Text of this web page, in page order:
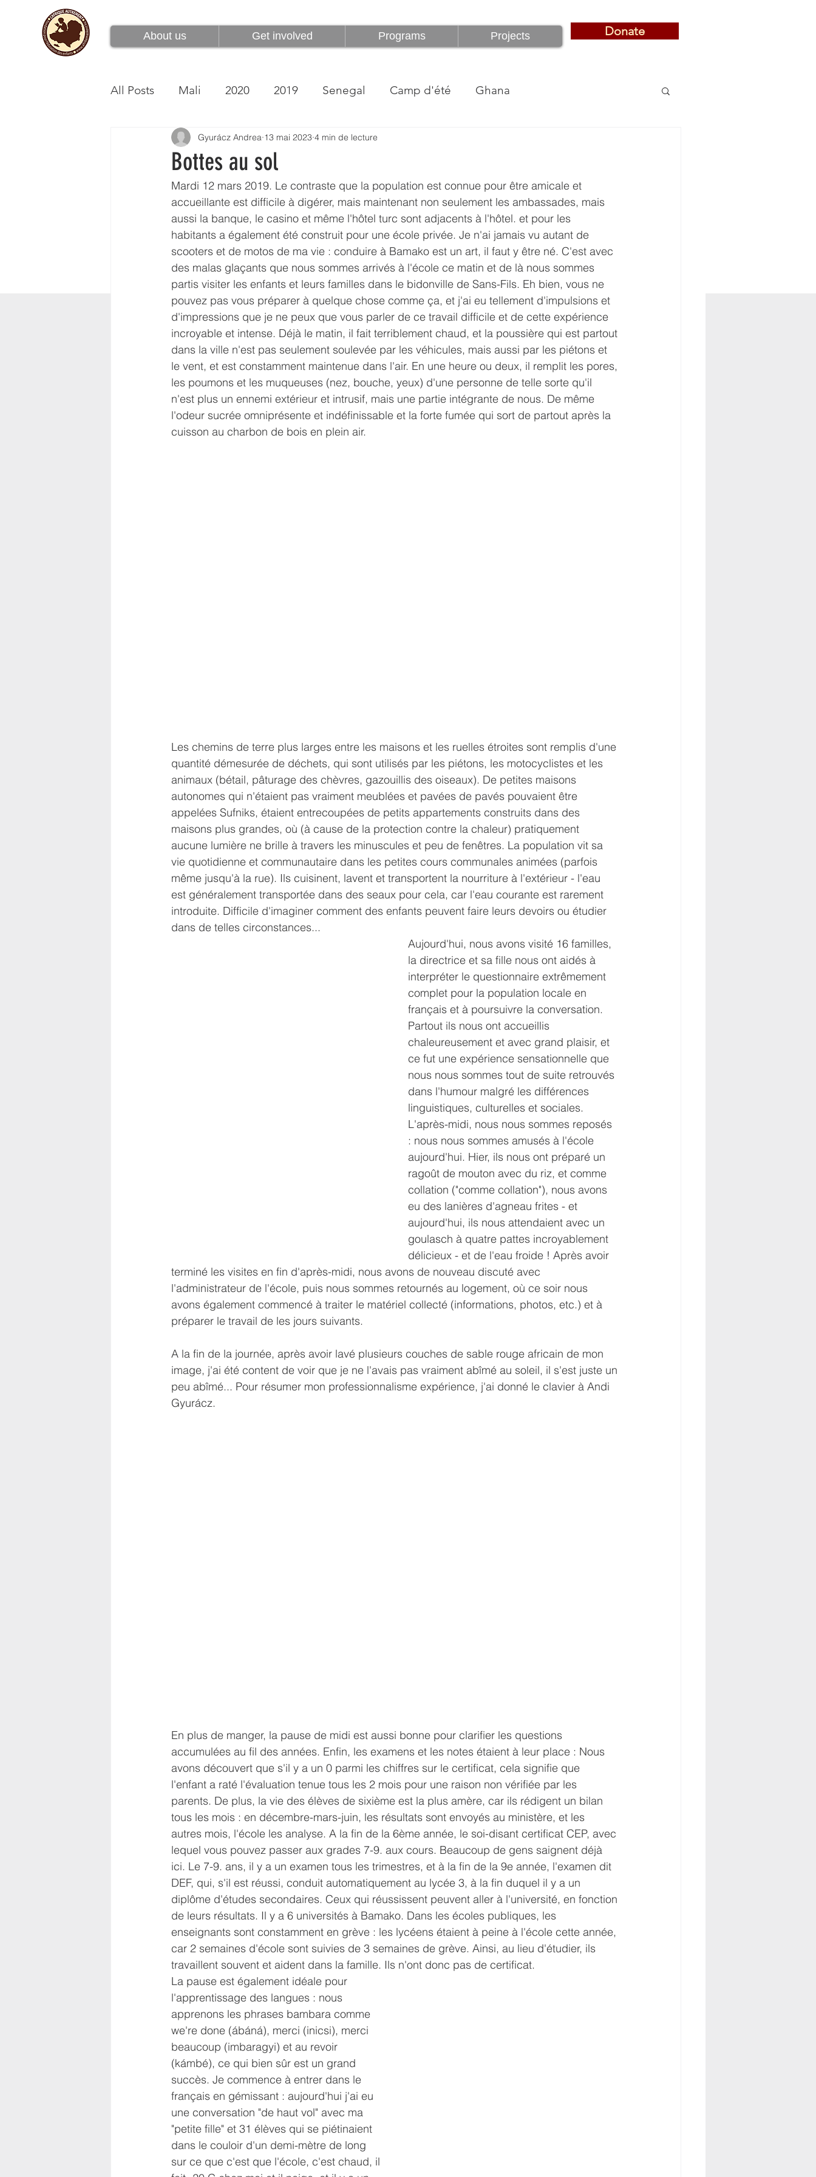
À propos de nous Être impliqué Programmes Donate
About us Get involved Programs Projects Donate
All Posts Mali 2020 2019 Senegal Camp d'été Ghana
Bottes au sol
Gyurácz Andrea 13 mai 2023 4 min de lecture
Mardi 12 mars 2019. Le contraste que la population est connue pour être amicale et
accueillante est difficile à digérer, mais maintenant non seulement les ambassades, mais
aussi la banque, le casino et même l'hôtel turc sont adjacents à l'hôtel. et pour les
habitants a également été construit pour une école privée. Je n'ai jamais vu autant de
scooters et de motos de ma vie : conduire à Bamako est un art, il faut y être né. C'est avec
des malas glaçants que nous sommes arrivés à l'école ce matin et de là nous sommes
partis visiter les enfants et leurs familles dans le bidonville de Sans-Fils. Eh bien, vous ne
pouvez pas vous préparer à quelque chose comme ça, et j'ai eu tellement d'impulsions et
d'impressions que je ne peux que vous parler de ce travail difficile et de cette expérience
incroyable et intense. Déjà le matin, il fait terriblement chaud, et la poussière qui est partout
dans la ville n'est pas seulement soulevée par les véhicules, mais aussi par les piétons et
le vent, et est constamment maintenue dans l'air. En une heure ou deux, il remplit les pores,
les poumons et les muqueuses (nez, bouche, yeux) d'une personne de telle sorte qu'il
n'est plus un ennemi extérieur et intrusif, mais une partie intégrante de nous. De même
l'odeur sucrée omniprésente et indéfinissable et la forte fumée qui sort de partout après la
cuisson au charbon de bois en plein air.
Les chemins de terre plus larges entre les maisons et les ruelles étroites sont remplis d'une
quantité démesurée de déchets, qui sont utilisés par les piétons, les motocyclistes et les
animaux (bétail, pâturage des chèvres, gazouillis des oiseaux). De petites maisons
autonomes qui n'étaient pas vraiment meublées et pavées de pavés pouvaient être
appelées Sufniks, étaient entrecoupées de petits appartements construits dans des
maisons plus grandes, où (à cause de la protection contre la chaleur) pratiquement
aucune lumière ne brille à travers les minuscules et peu de fenêtres. La population vit sa
vie quotidienne et communautaire dans les petites cours communales animées (parfois
même jusqu'à la rue). Ils cuisinent, lavent et transportent la nourriture à l'extérieur - l'eau
est généralement transportée dans des seaux pour cela, car l'eau courante est rarement
introduite. Difficile d'imaginer comment des enfants peuvent faire leurs devoirs ou étudier
dans de telles circonstances...
Aujourd'hui, nous avons visité 16 familles,
la directrice et sa fille nous ont aidés à
interpréter le questionnaire extrêmement
complet pour la population locale en
français et à poursuivre la conversation.
Partout ils nous ont accueillis
chaleureusement et avec grand plaisir, et
ce fut une expérience sensationnelle que
nous nous sommes tout de suite retrouvés
dans l'humour malgré les différences
linguistiques, culturelles et sociales.
L'après-midi, nous nous sommes reposés
: nous nous sommes amusés à l'école
aujourd'hui. Hier, ils nous ont préparé un
ragoût de mouton avec du riz, et comme
collation ("comme collation"), nous avons
eu des lanières d'agneau frites - et
aujourd'hui, ils nous attendaient avec un
goulasch à quatre pattes incroyablement
délicieux - et de l'eau froide ! Après avoir
terminé les visites en fin d'après-midi, nous avons de nouveau discuté avec
l'administrateur de l'école, puis nous sommes retournés au logement, où ce soir nous
avons également commencé à traiter le matériel collecté (informations, photos, etc.) et à
préparer le travail de les jours suivants.
A la fin de la journée, après avoir lavé plusieurs couches de sable rouge africain de mon
image, j'ai été content de voir que je ne l'avais pas vraiment abîmé au soleil, il s'est juste un
peu abîmé... Pour résumer mon professionnalisme expérience, j'ai donné le clavier à Andi
Gyurácz.
En plus de manger, la pause de midi est aussi bonne pour clarifier les questions
accumulées au fil des années. Enfin, les examens et les notes étaient à leur place : Nous
avons découvert que s'il y a un 0 parmi les chiffres sur le certificat, cela signifie que
l'enfant a raté l'évaluation tenue tous les 2 mois pour une raison non vérifiée par les
parents. De plus, la vie des élèves de sixième est la plus amère, car ils rédigent un bilan
tous les mois : en décembre-mars-juin, les résultats sont envoyés au ministère, et les
autres mois, l'école les analyse. A la fin de la 6ème année, le soi-disant certificat CEP, avec
lequel vous pouvez passer aux grades 7-9. aux cours. Beaucoup de gens saignent déjà
ici. Le 7-9. ans, il y a un examen tous les trimestres, et à la fin de la 9e année, l'examen dit
DEF, qui, s'il est réussi, conduit automatiquement au lycée 3, à la fin duquel il y a un
diplôme d'études secondaires. Ceux qui réussissent peuvent aller à l'université, en fonction
de leurs résultats. Il y a 6 universités à Bamako. Dans les écoles publiques, les
enseignants sont constamment en grève : les lycéens étaient à peine à l'école cette année,
car 2 semaines d'école sont suivies de 3 semaines de grève. Ainsi, au lieu d'étudier, ils
travaillent souvent et aident dans la famille. Ils n'ont donc pas de certificat.
La pause est également idéale pour
l'apprentissage des langues : nous
apprenons les phrases bambara comme
we're done (ábáná), merci (inicsi), merci
beaucoup (imbaragyi) et au revoir
(kámbé), ce qui bien sûr est un grand
succès. Je commence à entrer dans le
français en gémissant : aujourd'hui j'ai eu
une conversation "de haut vol" avec ma
"petite fille" et 31 élèves qui se piétinaient
dans le couloir d'un demi-mètre de long
sur ce que c'est que l'école, c'est chaud, il